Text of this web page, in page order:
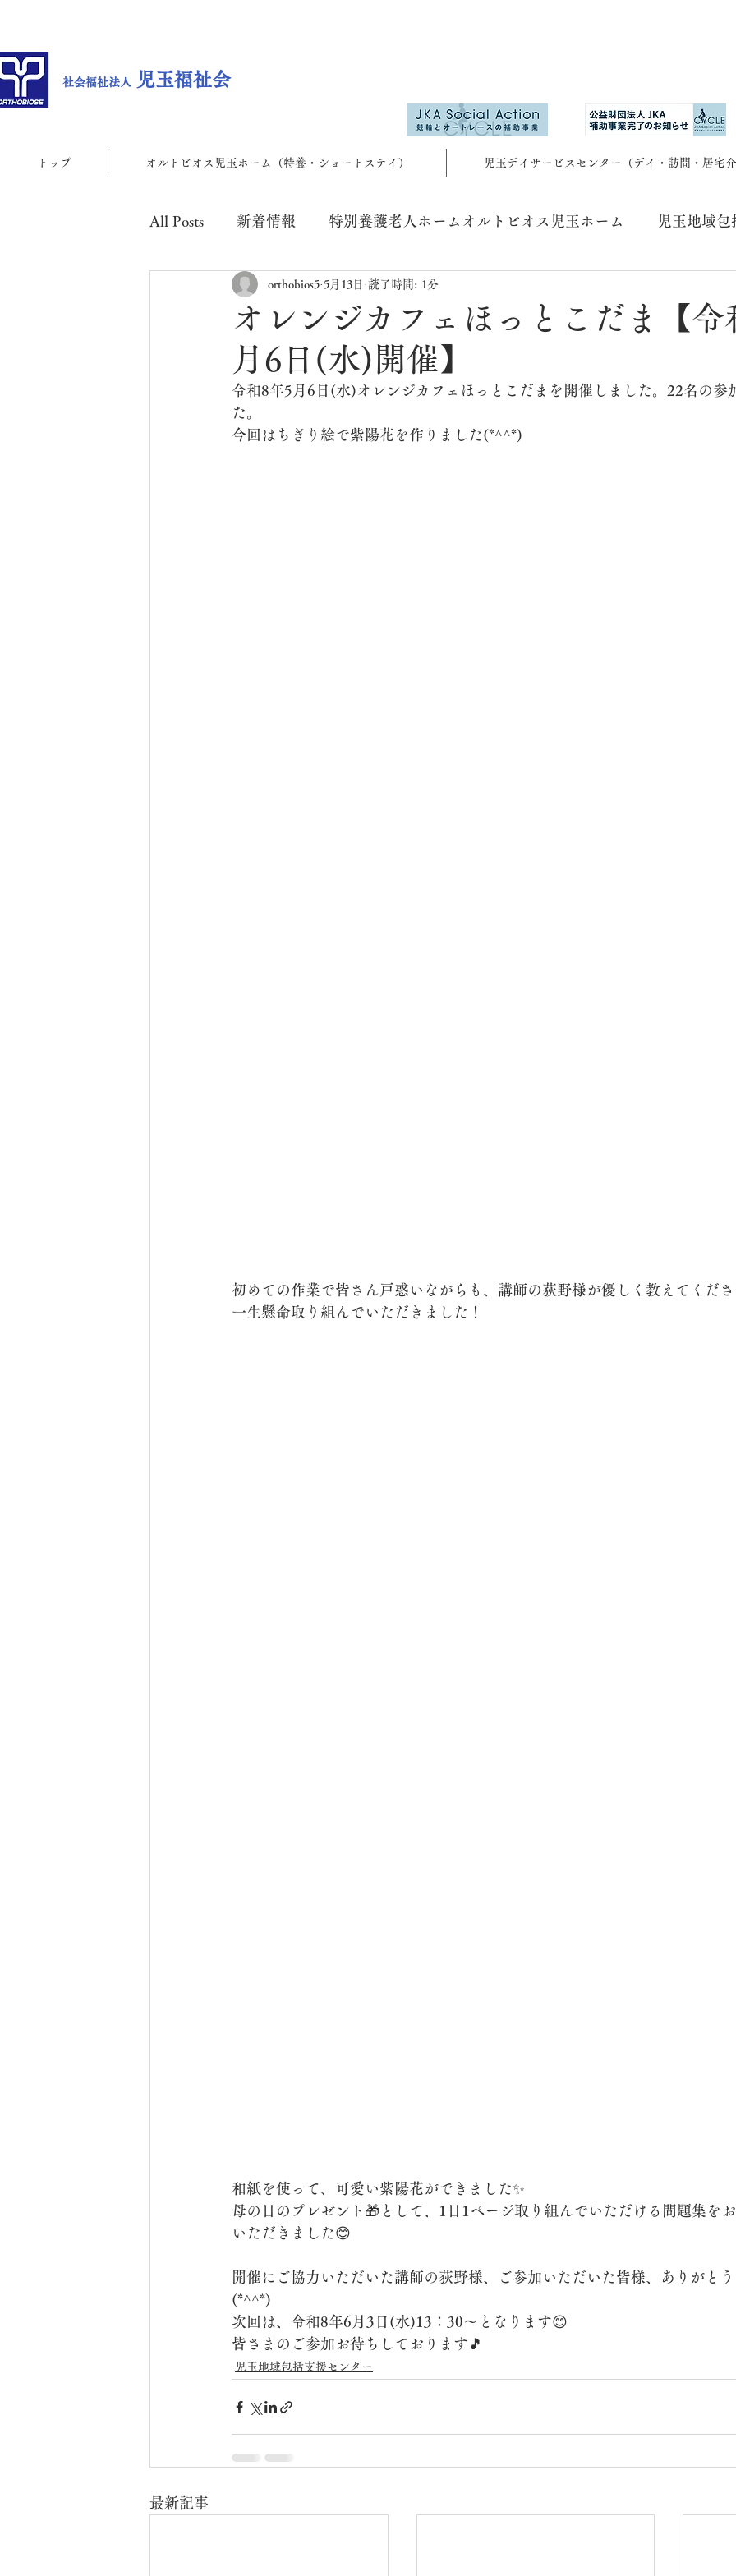
社会福祉法人 児玉福祉会
トップ オルトビオス児玉ホーム（特養・ショートステイ） 児玉デイサービスセンター（デイ・訪問・居宅
All Posts 新着情報 特別養護老人ホームオルトビオス児玉ホーム 児玉地域
児玉地域包括支援センター
オレンジカフェほっとこだま【令
月6日(水)開催】
orthobios5 5月13日 読了時間: 1分
令和8年5月6日(水)オレンジカフェほっとこだまを開催しました。22名の参
た。
今回はちぎり絵で紫陽花を作りました(*^^*)
初めての作業で皆さん戸惑いながらも、講師の荻野様が優しく教えてくだ
一生懸命取り組んでいただきました！
和紙を使って、可愛い紫陽花ができました✨
母の日のプレゼント🎁として、1日1ページ取り組んでいただける問題集を
いただきました😊
開催にご協力いただいた講師の荻野様、ご参加いただいた皆様、ありがと
(*^^*)
次回は、令和8年6月3日(水)13：30～となります😊
皆さまのご参加お待ちしております🎵
児玉地域包括支援センター
最新記事